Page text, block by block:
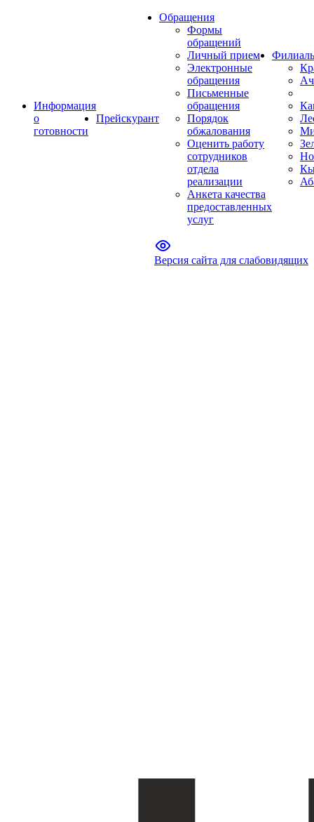
Информация
о
готовности
Прейскурант
Обращения
Формы
обращений
Личный прием
Электронные
обращения
Письменные
обращения
Порядок
обжалования
Оценить работу
сотрудников
отдела
реализации
Анкета качества
предоставленных
услуг
Версия сайта для слабовидящих